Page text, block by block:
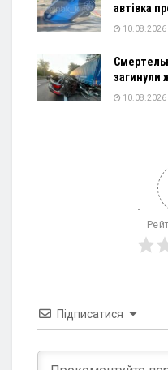
автівка
10.08.2026
загинули
10.08.2026
Підписатися